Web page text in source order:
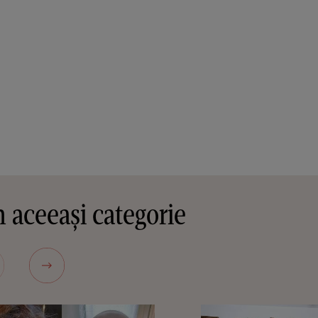
aceeași categorie